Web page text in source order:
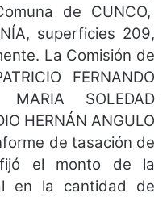
de CUNCO,
superficies 209,
La Comisión de
FERNANDO
MARIA SOLEDAD
HERNÁN ANGULO
de tasación de
el monto de la
en la cantidad de